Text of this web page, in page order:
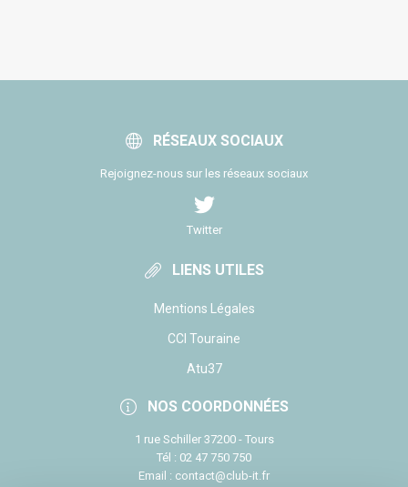
RÉSEAUX SOCIAUX
Rejoignez-nous sur les réseaux sociaux
Twitter
LIENS UTILES
Mentions Légales
CCI Touraine
Atu37
NOS COORDONNÉES
1 rue Schiller 37200 - Tours
Tél : 02 47 750 750
Email : contact@club-it.fr